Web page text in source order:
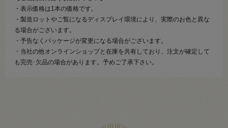
・表示価格は1本の価格です。
・製造ロットやご覧になるディスプレイ環境により、実際のお色と異な
る場合がございます。
・予告なくパッケージが変更になる場合がございます。
・当社の他オンラインショップと在庫を共有しており、注文が確定して
も完売･欠品の場合があります。予めご了承下さい。